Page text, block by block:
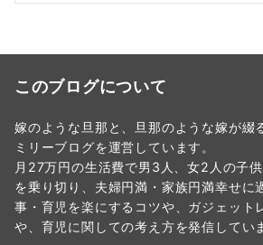
このブログについて
嫁のような旦那と、旦那のような嫁が綴
ミリーブログを運営しています。
月27万円の生活費で男3人、女2人の子
を乗り切り、夫婦円満・家族円満幸せに
事・育児を楽にするコツや、ガジェット
や、育児に関しての考え方を発信してい